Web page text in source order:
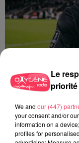
ANGERS SCO.
BAS
Le
priorité
We and our (447)
your consent and/or
information on a
profiles for